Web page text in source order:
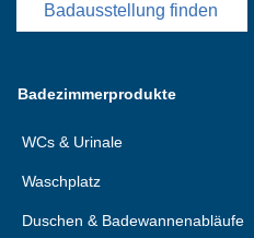
Badausstellung finden
Badezimmerprodukte
WCs & Urinale
Waschplatz
Duschen & Badewannenabläufe